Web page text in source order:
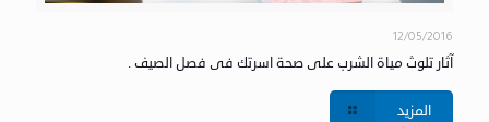
12/05/2016
آثار تلوث مياة الشرب على صحة اسرتك فى فصل الصيف .
المزيد